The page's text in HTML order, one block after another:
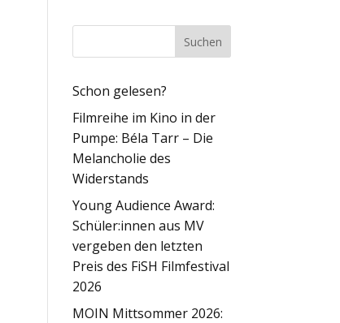
Schon gelesen?
Filmreihe im Kino in der
Pumpe: Béla Tarr – Die
Melancholie des
Widerstands
Young Audience Award:
Schüler:innen aus MV
vergeben den letzten
Preis des FiSH Filmfestival
2026
MOIN Mittsommer 2026: